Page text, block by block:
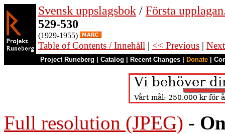
Svensk uppslagsbok / Första
529-530
(1929-1955)
Table of Contents / Innehåll | << Previous |
Project Runeberg Catalog Recent Changes Donate
Full resolution (JPEG) -